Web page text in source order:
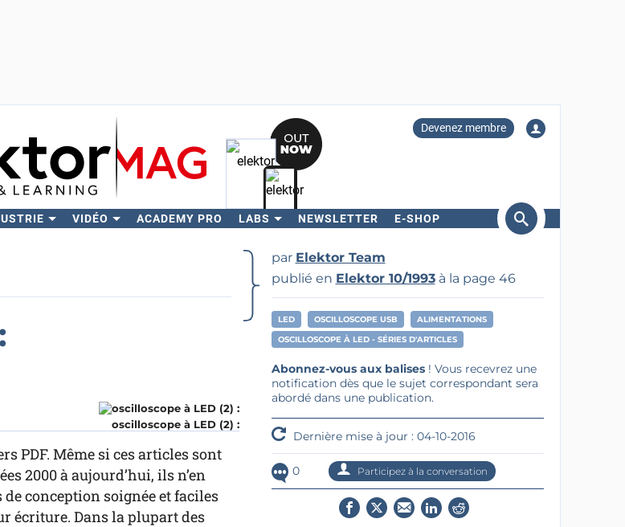
Devenez membre
VIDÉO ACADEMY PRO LABS NEWSLETTER E-SHOP
Rechercher
oscilloscope à LED (2) :
PDF. Même si ces articles sont
2000 à aujourd’hui, ils n’en
conception soignée et faciles
écriture. Dans la plupart des
par Elektor Team
publié en Elektor 10/1993à la page 46
LED OSCILLOSCOPE USB
ALIMENTATIONS
OSCILLOSCOPE À LED - SÉRIES D'ARTICLES
Abonnez-vous aux balises! Vous recevrez une
notification dès que le sujet correspondant sera
abordé dans une publication.
Dernière mise à jour : 04-10-2016
0 Participez à la conversation